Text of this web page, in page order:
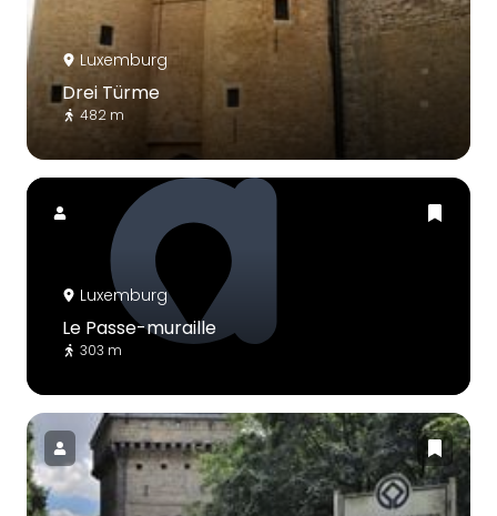
Luxemburg
Drei Türme
482 m
Luxemburg
Le Passe-muraille
303 m